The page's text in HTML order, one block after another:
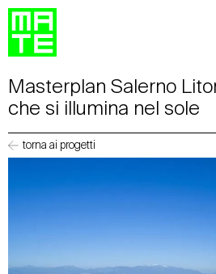
Masterplan Salerno
che si illumina nel sole
torna ai progetti